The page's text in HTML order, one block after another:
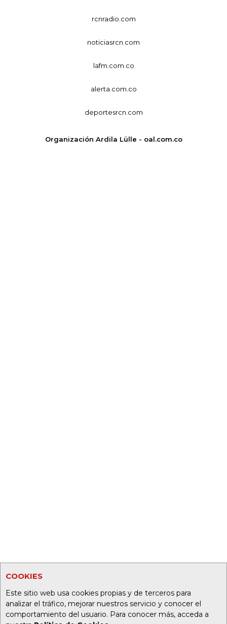
COOKIES
Este sitio web usa cookies propias y de terceros para
analizar el tráfico, mejorar nuestros servicio y conocer el
comportamiento del usuario. Para conocer más, acceda a
rcnradio.com
noticiasrcn.com
lafm.com.co
alerta.com.co
deportesrcn.com
Organización Ardila Lülle - oal.com.co